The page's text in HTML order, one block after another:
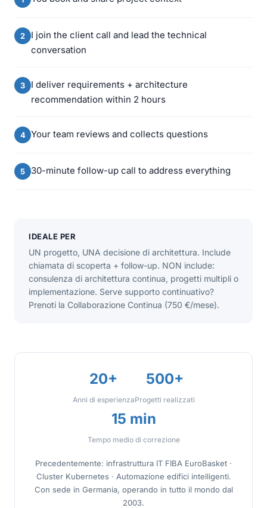
I join the client call and lead the technical
conversation
I deliver requirements + architecture
recommendation within 2 hours
Your team reviews and collects questions
30-minute follow-up call to address everything
IDEALE PER
UN progetto, UNA decisione di architettura. Include
chiamata di scoperta + follow-up. NON include:
consulenza di architettura continua, progetti multipli o
implementazione. Serve supporto continuativo?
Prenoti la Collaborazione Continua (750 €/mese).
20+
Anni di esperienza
500+
Progetti realizzati
15 min
Tempo medio di correzione
Precedentemente: infrastruttura IT FIBA EuroBasket ·
Cluster Kubernetes · Automazione edifici intelligenti.
Con sede in Germania, operando in tutto il mondo dal
2003.